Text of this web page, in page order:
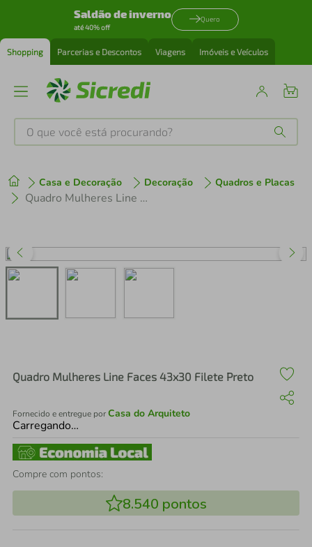
Saldão de inverno
até 40% off
Quero
Shopping Parcerias e Descontos Viagens Imóveis e Veículos
O que você está procurando?
Casa e Decoração Decoração Quadros e Placas
Quadro Mulheres Line Faces 43x30 Filete Preto
Quadro Mulheres Line Faces 43x30 Filete Preto
Fornecido e entregue porCasa do Arquiteto
Carregando…
Compre com pontos:
8.540 pontos
1º tenis
perfume